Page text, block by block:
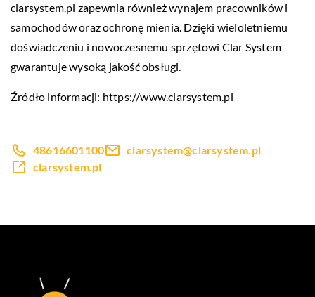
clarsystem.pl zapewnia również wynajem pracowników i
samochodów oraz ochronę mienia. Dzięki wieloletniemu
doświadczeniu i nowoczesnemu sprzętowi Clar System
gwarantuje wysoką jakość obsługi.
Źródło informacji: https://www.clarsystem.pl
48616601100
clarsystem@clarsystem.pl
clarsystem.pl